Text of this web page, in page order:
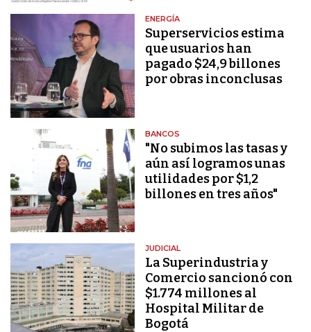
ENERGÍA
Superservicios estima
que usuarios han
pagado $24,9 billones
por obras inconclusas
BANCOS
"No subimos las tasas y
aún así logramos unas
utilidades por $1,2
billones en tres años"
JUDICIAL
La Superindustria y
Comercio sancionó con
$1.774 millones al
Hospital Militar de
Bogotá